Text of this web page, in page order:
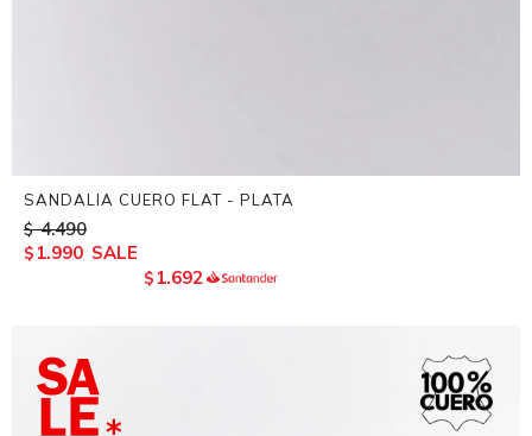
SANDALIA CUERO FLAT - PLATA
$ 4.490
$ 1.990
$ 1.692